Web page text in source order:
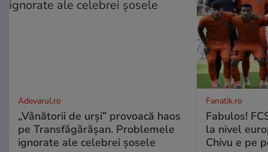
Adevarul.ro
„Vânătorii de urși” provoacă haos
pe Transfăgărășan. Problemele
ignorate ale celebrei șosele
Fanatik.ro
Fabulos!
la nivel
Chivu e pe